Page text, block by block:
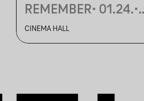
REMEMBER• 01.24.•
KEZEKET A MAGASBA!
🙌 CINEMA HALL,
CINEMA HALL